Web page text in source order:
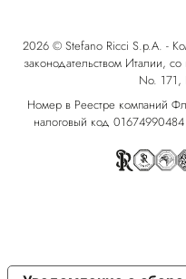
2026 © Stefano Ricci S.p.A. -
законодательством Италии,
No. 171,
Номер в Реестре компаний
налоговый код